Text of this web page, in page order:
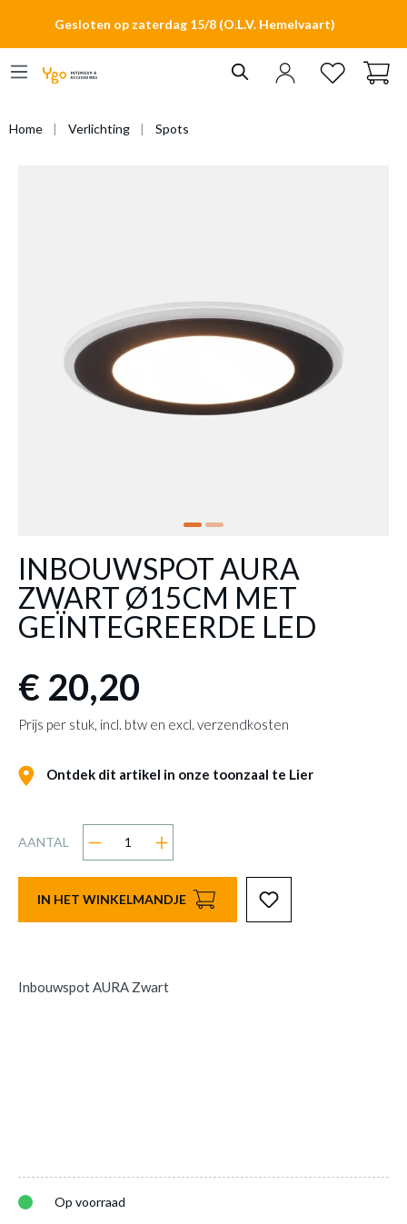
Gesloten op zaterdag 15/8 (O.L.V. Hemelvaart)
Home Verlichting Spots
INBOUWSPOT AURA
ZWART Ø15CM MET
GEÏNTEGREERDE LED
€ 20,20
Prijs per stuk, incl. btw en excl. verzendkosten
Ontdek dit artikel in onze toonzaal te Lier
AANTAL
IN HET WINKELMANDJE
Inbouwspot AURA Zwart
Op voorraad